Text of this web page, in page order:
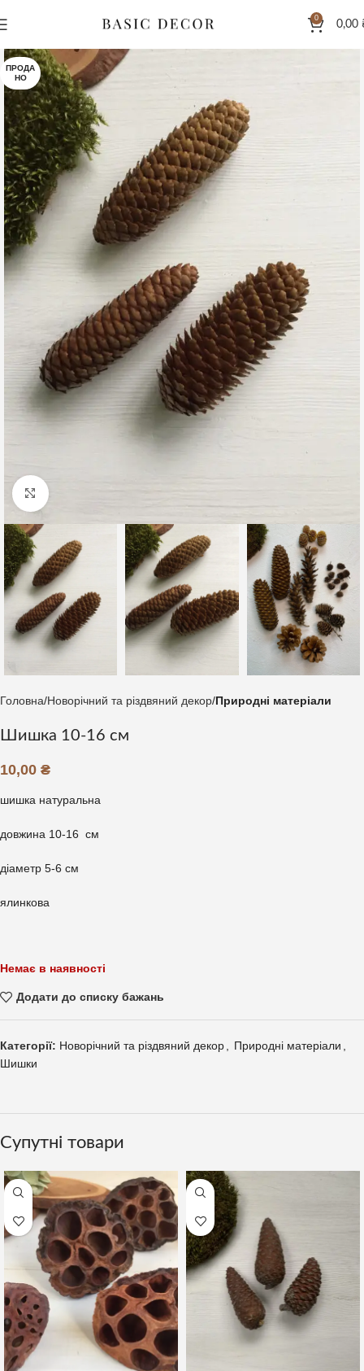
0
0,00
ПРОДА
НО
Клацніть, щоб збільшити
Головна Новорічний та різдвяний декор Природні матеріали
Шишка 10-16 см
10,00 ₴
шишка натуральна
довжина 10-16 см
діаметр 5-6 см
ялинкова
Немає в наявності
Додати до списку бажань
Категорії: Новорічний та різдвяний декор Природні матеріали
Шишки
Супутні товари